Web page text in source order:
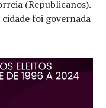
(Republicanos).
foi governada